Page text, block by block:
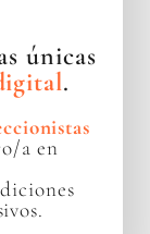
únicas
.
a en